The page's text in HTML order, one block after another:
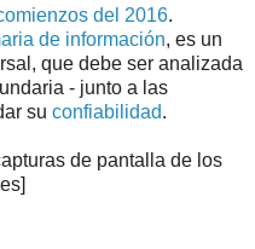
del 2016.
de información, es un
que debe ser analizada
- junto a las
su confiabilidad.
de pantalla de los